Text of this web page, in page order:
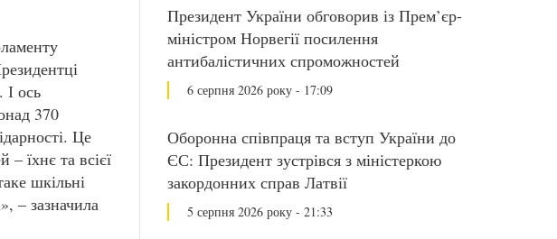
Президент України обговорив із Прем’єр-
міністром Норвегії посилення
антибалістичних спроможностей
6 серпня 2026 року - 17:09
Оборонна співпраця та вступ України до
ЄС: Президент зустрівся з міністеркою
закордонних справ Латвії
5 серпня 2026 року - 21:33
І ось
370
Це
їхнє та всієї
шкільні
– зазначила